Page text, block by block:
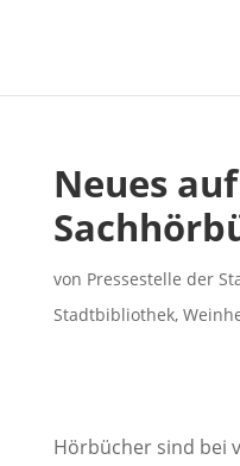
Neues
von Pressestelle der
Stadtbibliothek,
Hörbücher sind bei